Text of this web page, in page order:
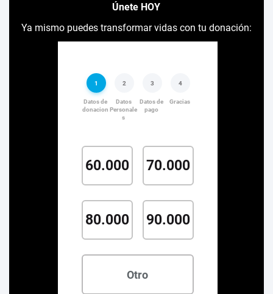
Únete HOY
Ya mismo puedes transformar vidas con tu donación: